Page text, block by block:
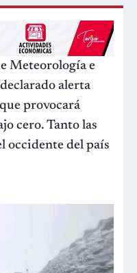
Meteorología e
alerta
provocará
cero. Tanto las
occidente del país